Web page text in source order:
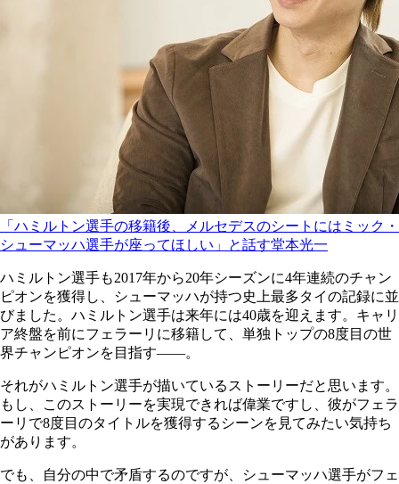
「ハミルトン選手の移籍後、メルセデスのシートにはミック・
シューマッハ選手が座ってほしい」と話す堂本光一
ハミルトン選手も2017年から20年シーズンに4年連続のチャン
ピオンを獲得し、シューマッハが持つ史上最多タイの記録に並
びました。ハミルトン選手は来年には40歳を迎えます。キャリ
ア終盤を前にフェラーリに移籍して、単独トップの8度目の世
界チャンピオンを目指す――。
それがハミルトン選手が描いているストーリーだと思います。
もし、このストーリーを実現できれば偉業ですし、彼がフェラ
ーリで8度目のタイトルを獲得するシーンを見てみたい気持ち
があります。
でも、自分の中で矛盾するのですが、シューマッハ選手がフェ